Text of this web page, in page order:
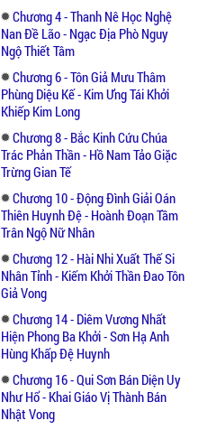
Chương 4 - Thanh Nê Học Nghệ
Nan Đề Lão - Ngạc Địa Phò Nguy
Ngộ Thiết Tâm
Chương 6 - Tôn Giả Mưu Thâm
Phùng Diệu Kế - Kim Ưng Tái Khởi
Khiếp Kim Long
Chương 8 - Bắc Kinh Cứu Chúa
Trác Phản Thần - Hồ Nam Tảo Giặc
Trừng Gian Tế
Chương 10 - Động Đình Giải Oán
Thiên Huynh Đệ - Hoành Đoạn Tầm
Trân Ngộ Nữ Nhân
Chương 12 - Hài Nhi Xuất Thế Si
Nhân Tỉnh - Kiếm Khởi Thần Đao Tôn
Giả Vong
Chương 14 - Diêm Vương Nhất
Hiện Phong Ba Khởi - Sơn Hạ Anh
Hùng Khấp Đệ Huynh
Chương 16 - Qui Sơn Bán Diện Uy
Như Hổ - Khai Giáo Vị Thành Bán
Nhật Vong